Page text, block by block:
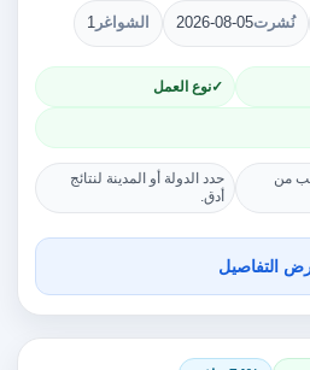
نُشرت2026-08-05 الشواغر 1
نوع العمل
من
حدد الدولة أو المدينة لنتائج
أدق.
التفاصيل